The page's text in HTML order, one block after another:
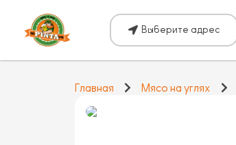
Выберите адрес
Главная Мясо на углях